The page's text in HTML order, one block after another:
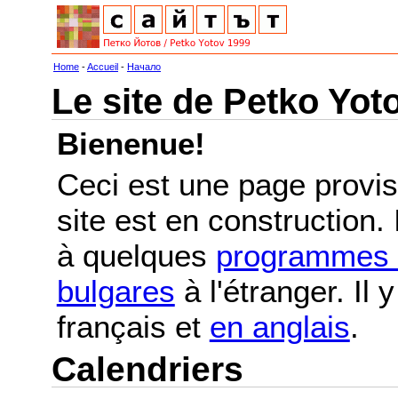
Home -Accueil - Начало
Le site de Petko
Bienenue!
Ceci est une page
site est en
à quelques
bulgares à l'étranger. Il
français et en anglais.
Calendriers